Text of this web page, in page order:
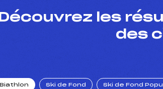
Découvrez les
des
Biathlon Ski de Fond Ski de Fond